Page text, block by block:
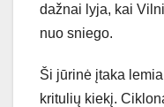
dažnai lyja, kai
nuo sniego.
Ši jūrinė įtaka
kritulių kiekį.